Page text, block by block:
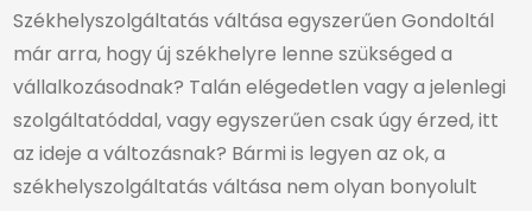
Székhelyszolgáltatás váltása egyszerűen Gondoltál
már arra, hogy új székhelyre lenne szükséged a
vállalkozásodnak? Talán elégedetlen vagy a jelenlegi
szolgáltatóddal, vagy egyszerűen csak úgy érzed, itt
az ideje a változásnak? Bármi is legyen az ok, a
székhelyszolgáltatás váltása nem olyan bonyolult